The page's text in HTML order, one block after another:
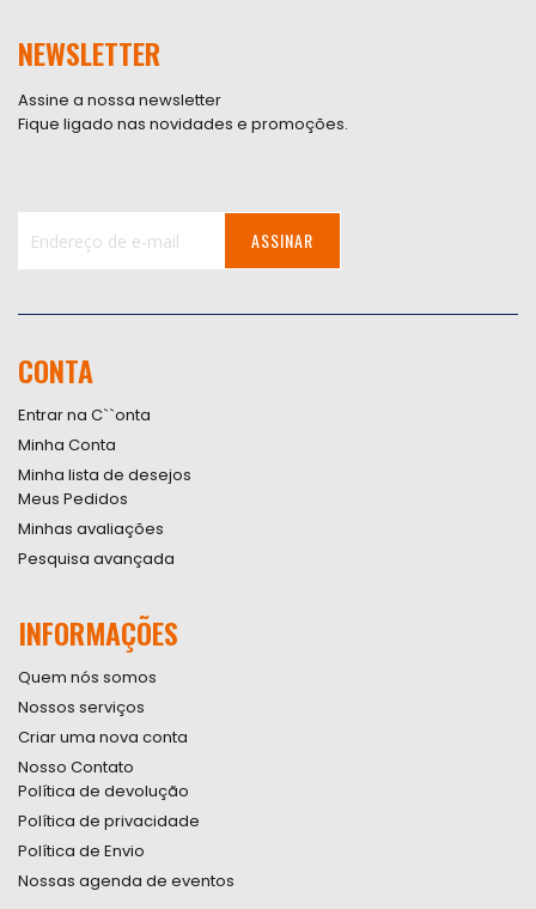
NEWSLETTER
Assine a nossa newsletter
Fique ligado nas novidades e promoções.
Newsletter:
ASSINAR
CONTA
Entrar na C``onta
Minha Conta
Minha lista de desejos
Meus Pedidos
Minhas avaliações
Pesquisa avançada
INFORMAÇÕES
Quem nós somos
Nossos serviços
Criar uma nova conta
Nosso Contato
Política de devolução
Política de privacidade
Política de Envio
Nossas agenda de eventos